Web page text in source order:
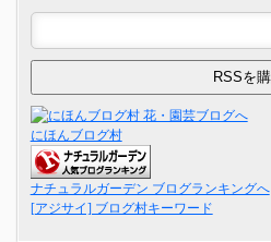
にほんブログ村
ナチュラルガーデン ブログランキングへ
[アジサイ] ブログ村キーワード